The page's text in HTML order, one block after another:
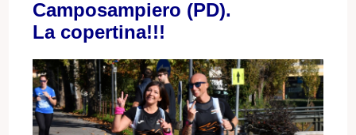
Camposampiero (PD).
La copertina!!!